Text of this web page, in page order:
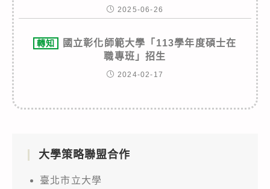
2025-06-26
轉知
國立彰化師範大學「113學年度碩士在
職專班」招生
2024-02-17
大學策略聯盟合作
臺北市立大學